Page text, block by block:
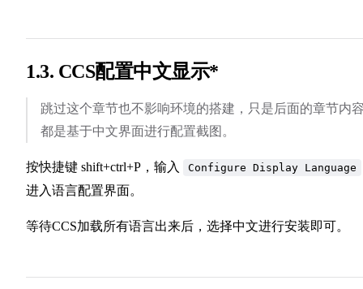
1.3. CCS配置中文显示*
跳过这个章节也不影响环境的搭建，只是后面的章节内
都是基于中文界面进行配置截图。
按快捷键 shift+ctrl+P，输入 Configure Display Language
进入语言配置界面。
等待CCS加载所有语言出来后，选择中文进行安装即可。